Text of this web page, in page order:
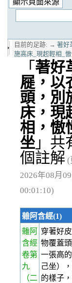
目前的足跡: → 著好
施高床_現起輕相_
「 著好
屣，以
頭，別
床，現
相，慠
坐 」共
個註解 (
2026年08月09
00:01:10)
雜阿含經(1)
雜阿
含經
卷第
九
（二
穿著好
物覆蓋
一張高
己坐）
的樣子